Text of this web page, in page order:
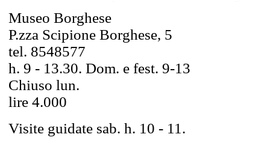
Museo Borghese
P.zza Scipione Borghese, 5
tel. 8548577
h. 9 - 13.30. Dom. e fest. 9-13
Chiuso lun.
lire 4.000
Visite guidate sab. h. 10 - 11.